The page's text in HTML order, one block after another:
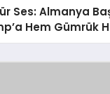
Ses: Almanya
Hem Gümrük